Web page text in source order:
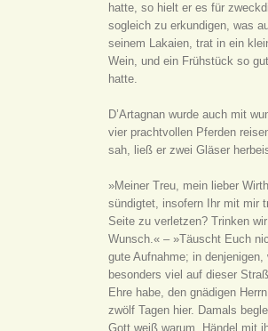
hatte, so hielt er es für
sogleich zu erkundigen, was
seinem Lakaien, trat in ein
Wein, und ein Frühstück so
hatte.
D’Artagnan wurde auch mit
vier prachtvollen Pferden
sah, ließ er zwei Gläser
»Meiner Treu, mein lieber Wirth,« sprach d’Artagnan, die zwei Gläser füllend, »ich verlangte von Eurem besten Wein, und wenn Ihr mich getäuscht habt, so sollt Ihr da gestraft werden, wo Ihr sündigtet, insofern Ihr mit mir trinken müßt, da ich es hasse, allein eine Flasche zu leeren. Nehmt also dieses Glas und laßt uns trinken. Auf was wollen wir trinken, um keine empfindliche Seite zu verletzen? Trinken wir auf die Wohlfahrt Eures Gasthofes.« – »Eure Herrlichkeit erweist mir eine große Ehre,« sprach der Wirth, »und ich danke von Herzen für diesen guten Wunsch.« – »Täuscht Euch nicht,« sprach d’Artagnan, »es liegt in meinem Toast vielleicht mehr Selbstsucht, als Ihr wohl glauben möget. Nur in den Gasthöfen, welche gedeihen, findet man gute Aufnahme; in denjenigen, welche in der Abnahme begriffen sind, geht Alles drunter und drüber, und der Reisende ist das Opfer der Verlegenheiten seines Wirthes. Da ich aber viel und besonders viel auf dieser Straße reise, so wünschte ich, daß es allen Gastgebern wohl erginge.« – »In der That,« sprach der Wirth, »es scheint mir, es ist nicht das erste Mal, daß ich die Ehre habe, den gnädigen Herrn zu sehen.« – »Bah! ich bin mehr als zehnmal durch Chantilly gereist und dabei wenigstens drei bis viermal bei Euch eingekehrt. Ich war sogar vor zehn bis zwölf Tagen hier. Damals begleitete ich Freunde, Musketiere. Zum Beweis hiefür erinnere ich Euch daran, daß einer von ihnen mit einem Fremden, einem Unbekannten, in Streit gerieth, der, Gott weiß warum, Händel mit ihm suchte.« – »Ah, ja, wahrhaftig!« sprach der Wirth. »Eure Herrlichkeit meint wohl